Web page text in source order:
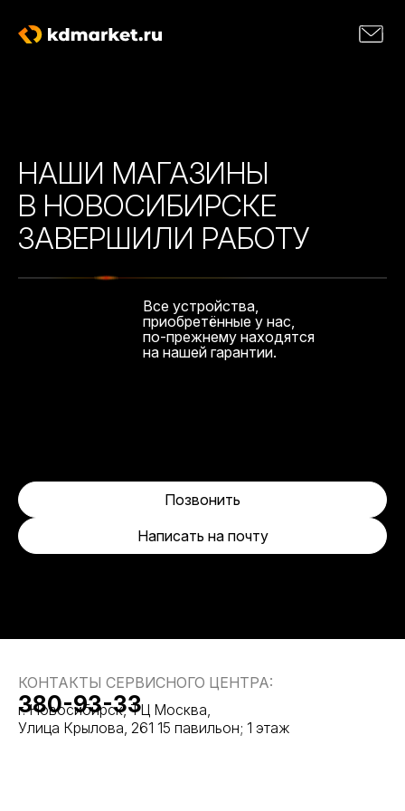
НАШИ МАГАЗИНЫ
В НОВОСИБИРСКЕ
ЗАВЕРШИЛИ РАБОТУ
Все устройства,
приобретённые у нас,
по-прежнему находятся
на нашей гарантии.
Написать на почту
Позвонить
КОНТАКТЫ СЕРВИСНОГО ЦЕНТРА:
г. Новосибирск, ТЦ Москва,
Улица Крылова, 261 15 павильон; 1 этаж
380-93-33